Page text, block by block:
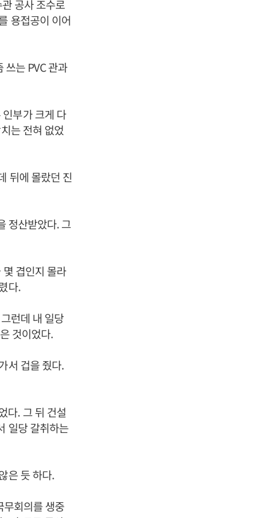
공사 조수로
용접공이 이어
쓰는 PVC 관과
부가 크게 다
는 전혀 없었
뒤에 몰랐던 진
정산받았다. 그
겹인지 몰라
다.
런데 내 일당
것이었다.
서 겁을 줬다.
다. 그 뒤 건설
일당 갈취하는
은 듯 하다.
회의를 생중